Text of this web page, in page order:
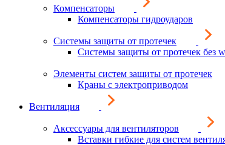
Компенсаторы
Компенсаторы гидроударов
Системы защиты от протечек
Системы защиты от протечек без
Элементы систем защиты от протечек
Краны с электроприводом
Вентиляция
Аксессуары для вентиляторов
Вставки гибкие для систем